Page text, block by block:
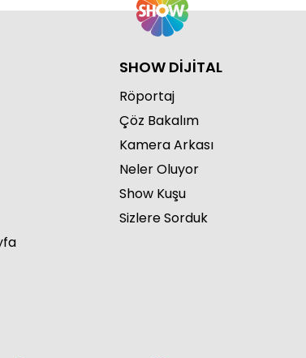
SHOW DİJİTAL
Röportaj
Çöz Bakalım
Kamera Arkası
Neler Oluyor
Show Kuşu
Sizlere Sorduk